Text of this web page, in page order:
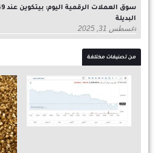
البديلة
أغسطس 31, 2025
من تصنيفات مختلفة